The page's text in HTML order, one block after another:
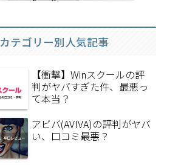
カテゴリー別人気記事
【衝撃】Winスクールの評
判がヤバすぎた件、最悪っ
て本当？
アビバ(AVIVA)の評判がヤバ
い、口コミ最悪？